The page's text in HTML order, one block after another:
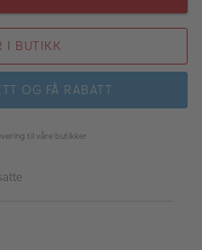
I BUTIKK
OG FÅ RABATT
til våre butikker